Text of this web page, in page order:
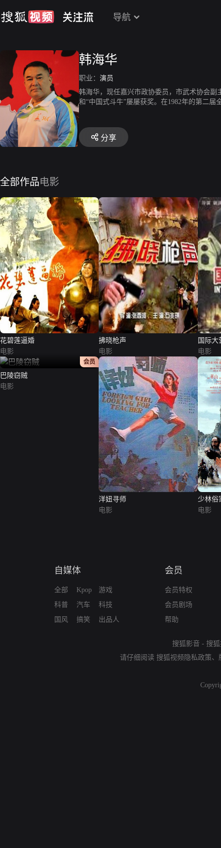
导航
韩海华
职业： 演员
韩海华，现任嘉兴市政协委员，市武术协会副
和“中国式斗牛”屡屡获奖。在1982年的第二
担任主角，还在一些影视片中兼任武打设计。
分享
全部作品电影
花碧莲逼婚
电影
拂晓枪声
电影
国际大
电影
正片
会员
巴陵窃贼
电影
洋妞寻师
电影
少林俗
电影
自媒体
全部
科普
国风
Kpop
汽车
搞笑
游戏
科技
出品人
会员
会员特权
会员剧场
帮助
搜狐影音 - 搜
请仔细阅读 搜狐视频隐私政策、